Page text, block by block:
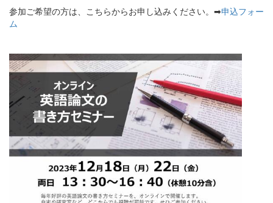
参加ご希望の方は、こちらからお申し込みください。➡申込フォー
ム